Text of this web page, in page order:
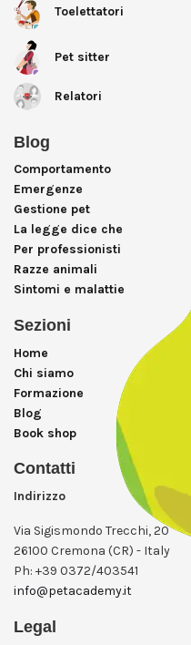
Toelettatori
Pet sitter
Relatori
Blog
Comportamento
Emergenze
Gestione pet
La legge dice che
Per professionisti
Razze animali
Sintomi e malattie
Sezioni
Home
Chi siamo
Formazione
Blog
Book shop
Contatti
Indirizzo
Via Sigismondo Trecchi, 20
26100 Cremona (CR) - Italy
Ph: +39 0372/403541
info@petacademy.it
Legal